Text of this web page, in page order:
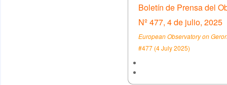
Boletín de Prensa del
Nº 477, 4 de julio, 2025
European Observatory on
#477 (4 July 2025)